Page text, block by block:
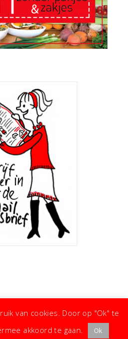
van cookies. Door op "Ok" te
akkoord te gaan.
Ok